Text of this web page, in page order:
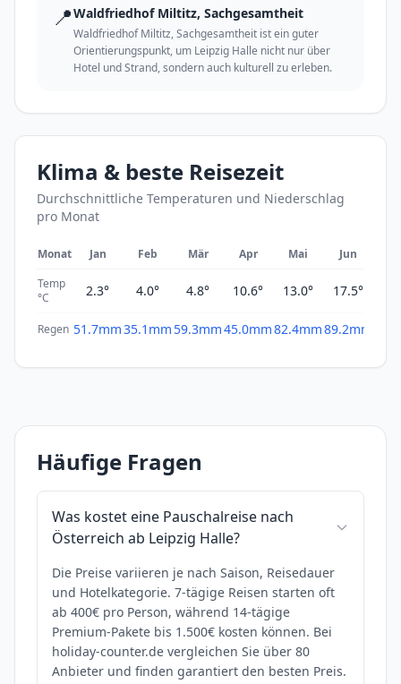
📍Waldfriedhof Miltitz, Sachgesamtheit
Waldfriedhof Miltitz, Sachgesamtheit ist ein guter
Orientierungspunkt, um Leipzig Halle nicht nur über
Hotel und Strand, sondern auch kulturell zu erleben.
Klima & beste Reisezeit
Durchschnittliche Temperaturen und Niederschlag
pro Monat
Monat Jan Feb Mär Apr Mai Jun
Temp
°C
2.3° 4.0° 4.8° 10.6° 13.0° 17.5°
Regen 51.7mm35.1mm 59.3mm45.0mm82.4mm89.2mm
Häufige Fragen
Was kostet eine Pauschalreise nach
Österreich ab Leipzig Halle?
Die Preise variieren je nach Saison, Reisedauer
und Hotelkategorie. 7-tägige Reisen starten oft
ab 400€ pro Person, während 14-tägige
Premium-Pakete bis 1.500€ kosten können. Bei
holiday-counter.de vergleichen Sie über 80
Anbieter und finden garantiert den besten Preis.